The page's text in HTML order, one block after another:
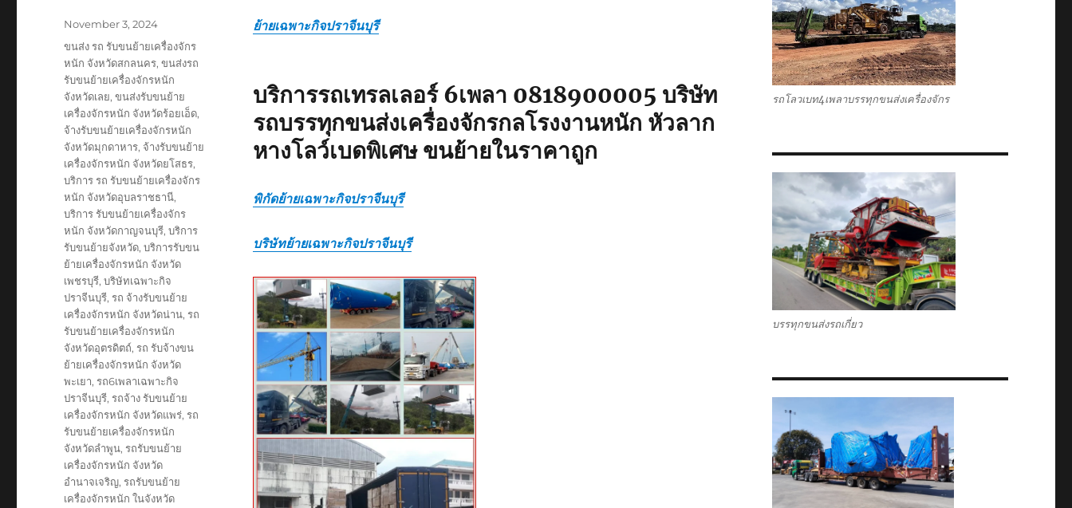
ย้ายเฉพาะกิจปราจีนบุรี
บริการรถเทรลเลอร์ 6เพลา 0818900005 บริษัท
รถบรรทุกขนส่งเครื่องจักรกลโรงงานหนัก หัวลาก
หางโลว์เบดพิเศษ ขนย้ายในราคาถูก
พิกัดย้ายเฉพาะกิจปราจีนบุรี
บริษัทย้ายเฉพาะกิจปราจีนบุรี
Posted
November 3, 2024
Tags
ขนส่ง รถ รับขนย้ายเครื่องจักร
หนัก จังหวัดสกลนคร,ขนส่งรถ
รับขนย้ายเครื่องจักรหนัก
จังหวัดเลย,ขนส่งรับขนย้าย
เครื่องจักรหนัก จังหวัดร้อยเอ็ด,
จ้างรับขนย้ายเครื่องจักรหนัก
จังหวัดมุกดาหาร, จ้างรับขนย้าย
เครื่องจักรหนัก จังหวัดยโสธร,
บริการ รถ รับขนย้ายเครื่องจักร
หนัก จังหวัดอุบลราชธานี,
บริการ รับขนย้ายเครื่องจักร
หนัก จังหวัดกาญจนบุรี,บริการ
รับขนย้ายจังหวัด,บริการรับขน
ย้ายเครื่องจักรหนัก จังหวัด
เพชรบุรี,บริษัทเฉพาะกิจ
ปราจีนบุรี,รถ จ้างรับขนย้าย
เครื่องจักรหนัก จังหวัดน่าน,รถ
รับขนย้ายเครื่องจักรหนัก
จังหวัดอุตรดิตถ์,รถ รับจ้างขน
ย้ายเครื่องจักรหนัก จังหวัด
พะเยา,รถ6เพลาเฉพาะกิจ
ปราจีนบุรี,รถจ้าง รับขนย้าย
เครื่องจักรหนัก จังหวัดแพร่,รถ
รับขนย้ายเครื่องจักรหนัก
จังหวัดลำพูน,รถรับขนย้าย
เครื่องจักรหนัก จังหวัด
อำนาจเจริญ,รถรับขนย้าย
เครื่องจักรหนัก ในจังหวัด
รถโลวเบท4เพลาบรรทุกขนส่งเครื่องจักร
บรรทุกขนส่งรถเกี่ยว